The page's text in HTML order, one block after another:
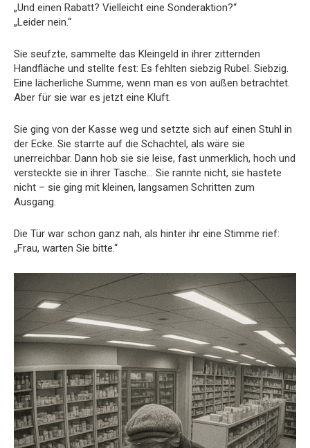
„Und einen Rabatt? Vielleicht eine Sonderaktion?“
„Leider nein.“
Sie seufzte, sammelte das Kleingeld in ihrer zitternden
Handfläche und stellte fest: Es fehlten siebzig Rubel. Siebzig.
Eine lächerliche Summe, wenn man es von außen betrachtet.
Aber für sie war es jetzt eine Kluft.
Sie ging von der Kasse weg und setzte sich auf einen Stuhl in
der Ecke. Sie starrte auf die Schachtel, als wäre sie
unerreichbar. Dann hob sie sie leise, fast unmerklich, hoch und
versteckte sie in ihrer Tasche… Sie rannte nicht, sie hastete
nicht – sie ging mit kleinen, langsamen Schritten zum
Ausgang.
Die Tür war schon ganz nah, als hinter ihr eine Stimme rief:
„Frau, warten Sie bitte.“